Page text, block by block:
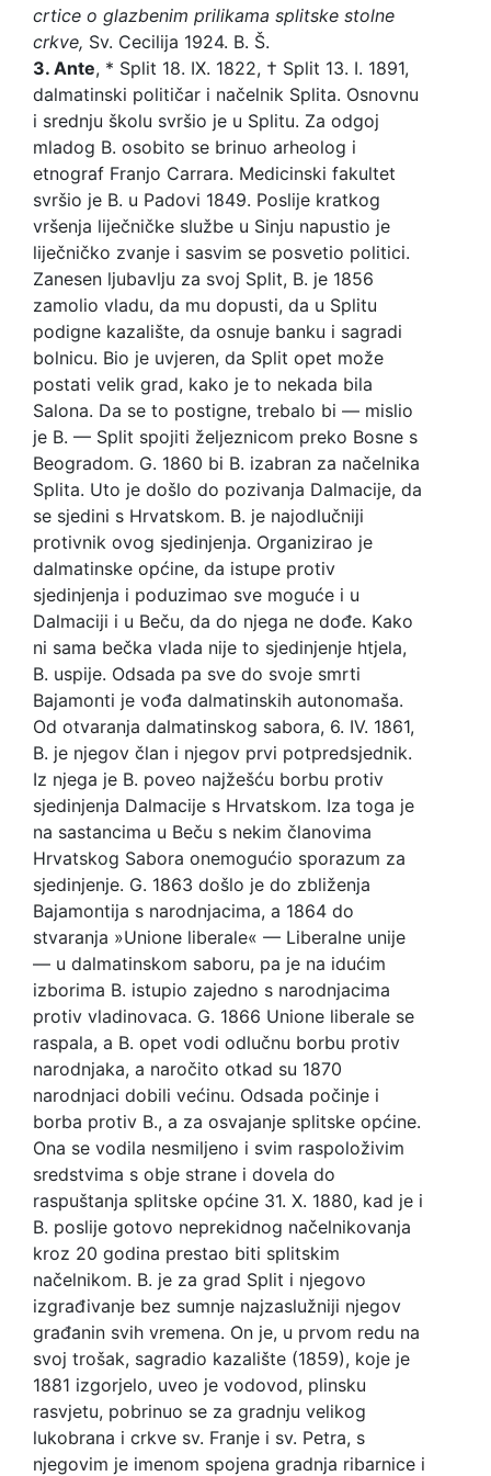
crtice o glazbenim prilikama splitske stolne
crkve, Sv. Cecilija 1924. B. Š.
3. Ante, * Split 18. IX. 1822, † Split 13. I. 1891,
dalmatinski političar i načelnik Splita. Osnovnu
i srednju školu svršio je u Splitu. Za odgoj
mladog B. osobito se brinuo arheolog i
etnograf Franjo Carrara. Medicinski fakultet
svršio je B. u Padovi 1849. Poslije kratkog
vršenja liječničke službe u Sinju napustio je
liječničko zvanje i sasvim se posvetio politici.
Zanesen ljubavlju za svoj Split, B. je 1856
zamolio vladu, da mu dopusti, da u Splitu
podigne kazalište, da osnuje banku i sagradi
bolnicu. Bio je uvjeren, da Split opet može
postati velik grad, kako je to nekada bila
Salona. Da se to postigne, trebalo bi — mislio
je B. — Split spojiti željeznicom preko Bosne s
Beogradom. G. 1860 bi B. izabran za načelnika
Splita. Uto je došlo do pozivanja Dalmacije, da
se sjedini s Hrvatskom. B. je najodlučniji
protivnik ovog sjedinjenja. Organizirao je
dalmatinske općine, da istupe protiv
sjedinjenja i poduzimao sve moguće i u
Dalmaciji i u Beču, da do njega ne dođe. Kako
ni sama bečka vlada nije to sjedinjenje htjela,
B. uspije. Odsada pa sve do svoje smrti
Bajamonti je vođa dalmatinskih autonomaša.
Od otvaranja dalmatinskog sabora, 6. IV. 1861,
B. je njegov član i njegov prvi potpredsjednik.
Iz njega je B. poveo najžešću borbu protiv
sjedinjenja Dalmacije s Hrvatskom. Iza toga je
na sastancima u Beču s nekim članovima
Hrvatskog Sabora onemogućio sporazum za
sjedinjenje. G. 1863 došlo je do zbliženja
Bajamontija s narodnjacima, a 1864 do
stvaranja »Unione liberale« — Liberalne unije
— u dalmatinskom saboru, pa je na idućim
izborima B. istupio zajedno s narodnjacima
protiv vladinovaca. G. 1866 Unione liberale se
raspala, a B. opet vodi odlučnu borbu protiv
narodnjaka, a naročito otkad su 1870
narodnjaci dobili većinu. Odsada počinje i
borba protiv B., a za osvajanje splitske općine.
Ona se vodila nesmiljeno i svim raspoloživim
sredstvima s obje strane i dovela do
raspuštanja splitske općine 31. X. 1880, kad je i
B. poslije gotovo neprekidnog načelnikovanja
kroz 20 godina prestao biti splitskim
načelnikom. B. je za grad Split i njegovo
izgrađivanje bez sumnje najzaslužniji njegov
građanin svih vremena. On je, u prvom redu na
svoj trošak, sagradio kazalište (1859), koje je
1881 izgorjelo, uveo je vodovod, plinsku
rasvjetu, pobrinuo se za gradnju velikog
lukobrana i crkve sv. Franje i sv. Petra, s
njegovim je imenom spojena gradnja ribarnice i